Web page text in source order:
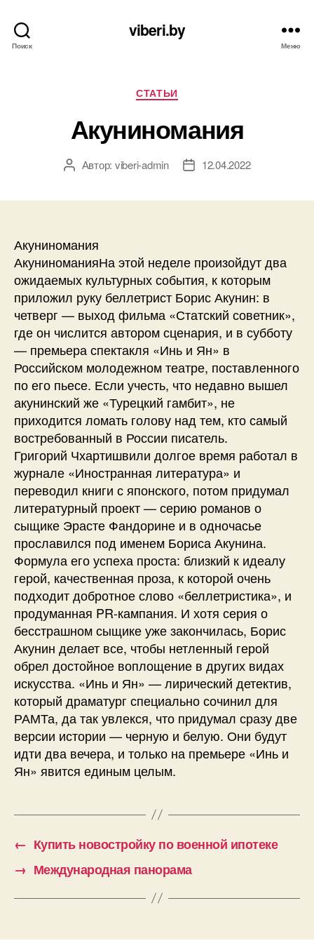
Поиск
viberi.by
Меню
Рубрики
СТАТЬИ
Акуниномания
АвторАвтор: viberi-admin
Дата12.04.2022
Акуниномания
АкуниноманияНа этой неделе произойдут два
ожидаемых культурных события, к которым
приложил руку беллетрист Борис Акунин: в
четверг — выход фильма «Статский советник»,
где он числится автором сценария, и в субботу
— премьера спектакля «Инь и Ян» в
Российском молодежном театре, поставленного
по его пьесе. Если учесть, что недавно вышел
акунинский же «Турецкий гамбит», не
приходится ломать голову над тем, кто самый
востребованный в России писатель.
Григорий Чхартишвили долгое время работал в
журнале «Иностранная литература» и
переводил книги с японского, потом придумал
литературный проект — серию романов о
сыщике Эрасте Фандорине и в одночасье
прославился под именем Бориса Акунина.
Формула его успеха проста: близкий к идеалу
герой, качественная проза, к которой очень
подходит добротное слово «беллетристика», и
продуманная PR-кампания. И хотя серия о
бесстрашном сыщике уже закончилась, Борис
Акунин делает все, чтобы нетленный герой
обрел достойное воплощение в других видах
искусства. «Инь и Ян» — лирический детектив,
который драматург специально сочинил для
РАМТа, да так увлекся, что придумал сразу две
версии истории — черную и белую. Они будут
идти два вечера, и только на премьере «Инь и
Ян» явится единым целым.
← Купить новостройку по военной ипотеке
→ Международная панорама